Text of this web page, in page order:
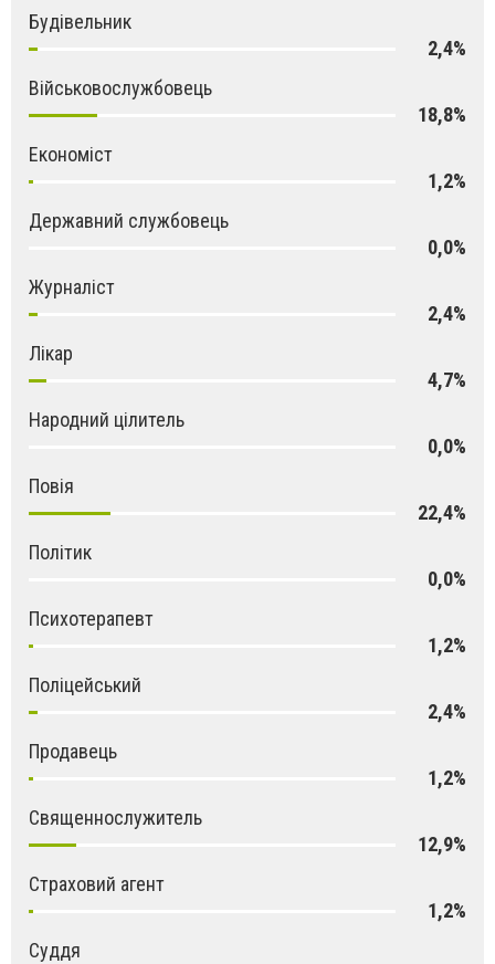
Будівельник
2,4%
Військовослужбовець
18,8%
Економіст
1,2%
Державний службовець
0,0%
Журналіст
2,4%
Лікар
4,7%
Народний цілитель
0,0%
Повія
22,4%
Політик
0,0%
Психотерапевт
1,2%
Поліцейський
2,4%
Продавець
1,2%
Священнослужитель
12,9%
Страховий агент
1,2%
Суддя